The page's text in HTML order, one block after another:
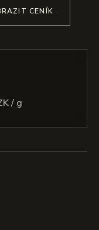
CENÍK
/ g